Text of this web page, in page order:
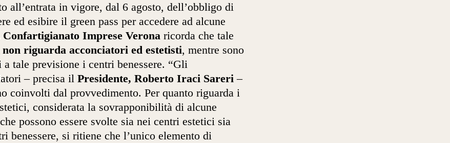
all’entrata in vigore, dal 6 agosto, dell’obbligo di
ed esibire il green pass per accedere ad alcune
Confartigianato Imprese Verona ricorda che tale
non riguarda acconciatori ed estetisti, mentre sono
a tale previsione i centri benessere. “Gli
– precisa il Presidente, Roberto Iraci Sareri –
coinvolti dal provvedimento. Per quanto riguarda i
considerata la sovrapponibilità di alcune
possono essere svolte sia nei centri estetici sia
benessere, si ritiene che l’unico elemento di